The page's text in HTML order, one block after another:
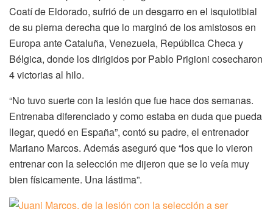
Coatí de Eldorado, sufrió de un desgarro en el isquiotibial
de su pierna derecha que lo marginó de los amistosos en
Europa ante Cataluña, Venezuela, República Checa y
Bélgica, donde los dirigidos por Pablo Prigioni cosecharon
4 victorias al hilo.
“No tuvo suerte con la lesión que fue hace dos semanas.
Entrenaba diferenciado y como estaba en duda que pueda
llegar, quedó en España”, contó su padre, el entrenador
Mariano Marcos. Además aseguró que “los que lo vieron
entrenar con la selección me dijeron que se lo veía muy
bien físicamente. Una lástima”.